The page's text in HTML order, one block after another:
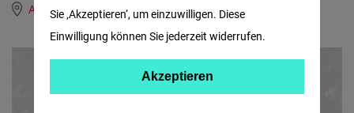
Asia
Englisch Vietnamesisch
Sie ‚Akzeptieren‘, um einzuwilligen. Diese
Einwilligung können Sie jederzeit widerrufen.
Akzeptieren